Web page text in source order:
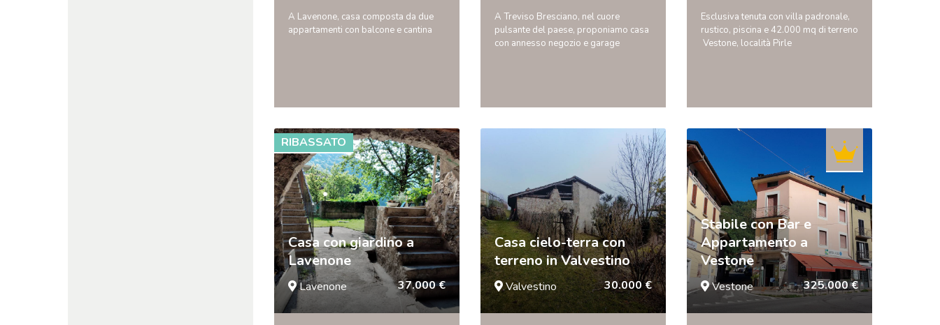
A Lavenone, casa composta da due
appartamenti con balcone e cantina
A Treviso Bresciano, nel cuore
pulsante del paese, proponiamo casa
con annesso negozio e garage
Esclusiva tenuta con villa padronale,
rustico, piscina e 42.000 mq di terreno
 Vestone, località Pirle
RIBASSATO
Casa con giardino a
Lavenone
Lavenone 37.000 €
Casa cielo-terra con
terreno in Valvestino
Valvestino 30.000 €
Stabile con Bar e
Appartamento a
Vestone
Vestone 325.000 €